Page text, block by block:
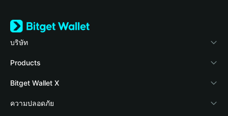
บริษัท
เกี่ยวกับ Bitget Wallet
Blog
Academy
Products
Crypto Card
Stablecoin Earn
Bitget Wallet X
นักพัฒนา
ความปลอดภัย